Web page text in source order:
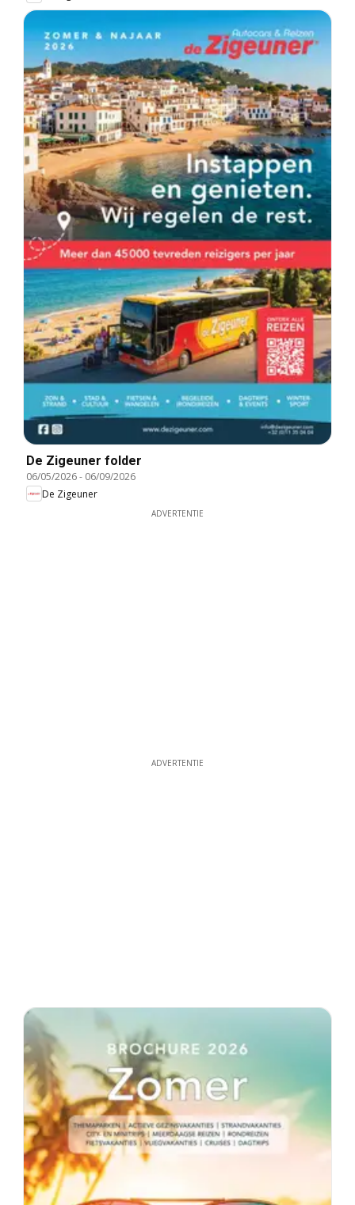
De Zigeuner folder
06/05/2026- 06/09/2026
De Zigeuner
ADVERTENTIE
ADVERTENTIE